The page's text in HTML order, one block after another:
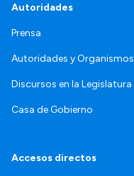
Autoridades
Prensa
Autoridades y Organismos
Discursos en la Legislatura
Casa de Gobierno
Accesos directos